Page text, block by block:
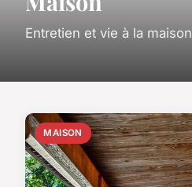
Entretien et vie à la maison
MAISON